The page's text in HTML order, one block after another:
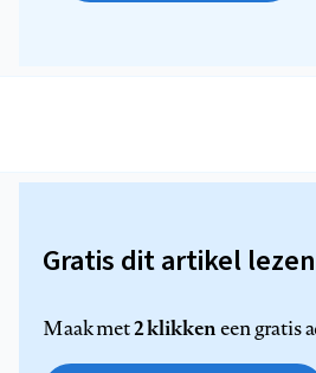
Gratis dit artikel
Maak met2 klikkeneen gratis